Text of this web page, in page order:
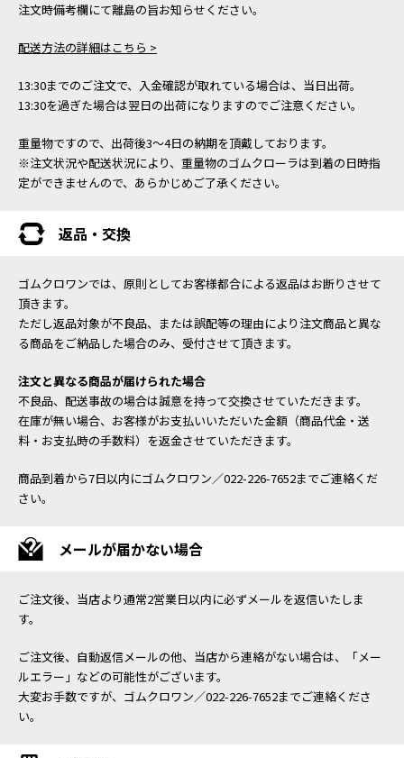
注文時備考欄にて離島の旨お知らせください。
配送方法の詳細はこちら >
13:30までのご注文で、入金確認が取れている場合は、当日出荷。
13:30を過ぎた場合は翌日の出荷になりますのでご注意ください。
重量物ですので、出荷後3～4日の納期を頂戴しております。
※注文状況や配送状況により、重量物のゴムクローラは到着の日時指
定ができませんので、あらかじめご了承ください。
返品・交換
ゴムクロワンでは、原則としてお客様都合による返品はお断りさせて
頂きます。
ただし返品対象が不良品、または誤配等の理由により注文商品と異な
る商品をご納品した場合のみ、受付させて頂きます。
注文と異なる商品が届けられた場合
不良品、配送事故の場合は誠意を持って交換させていただきます。
在庫が無い場合、お客様がお支払いいただいた金額（商品代金・送
料・お支払時の手数料）を返金させていただきます。
商品到着から7日以内にゴムクロワン／022-226-7652までご連絡くだ
さい。
メールが届かない場合
ご注文後、当店より通常2営業日以内に必ずメールを返信いたしま
す。
ご注文後、自動返信メールの他、当店から連絡がない場合は、「メー
ルエラー」などの可能性がございます。
大変お手数ですが、ゴムクロワン／022-226-7652までご連絡くださ
い。